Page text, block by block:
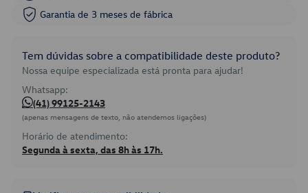
Garantia de 3 meses de fábrica
Tem dúvidas sobre a compatibilidade deste produto?
Nossa equipe especializada está pronta para ajudar!
Whatsapp:
(41) 99125-2143
(apenas mensagens de texto, não atendemos ligações)
Horário de atendimento:
Segunda à sexta, das 8h às 17h.